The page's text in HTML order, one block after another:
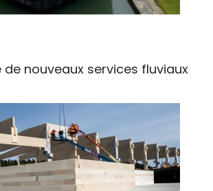
de nouveaux services fluviaux